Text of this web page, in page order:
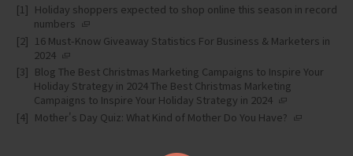
Holiday shoppers expected to shop online this season in record
numbers
16 Must-Know Giveaway Statistics For Business & Marketers in
2024
Blog The Best Christmas Marketing Campaigns to Inspire Your
Holiday Strategy in 2024 The Best Christmas Marketing
Campaigns to Inspire Your Holiday Strategy in 2024
Mother's Day Quiz: What Kind of Mother Do You Have?